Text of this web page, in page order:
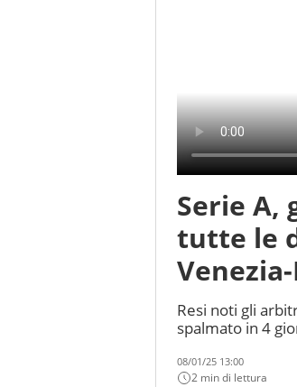
Serie A,
tutte le
Resi noti gli
spalmato in 4
08/01/25 13:00
2 min di lettura